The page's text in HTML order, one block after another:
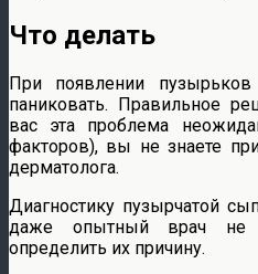
Что делать
При появлении
паниковать. Правильное
вас эта проблема
факторов), вы не знаете
дерматолога.
Диагностику пузырчатой
даже опытный врач не
определить их причину.